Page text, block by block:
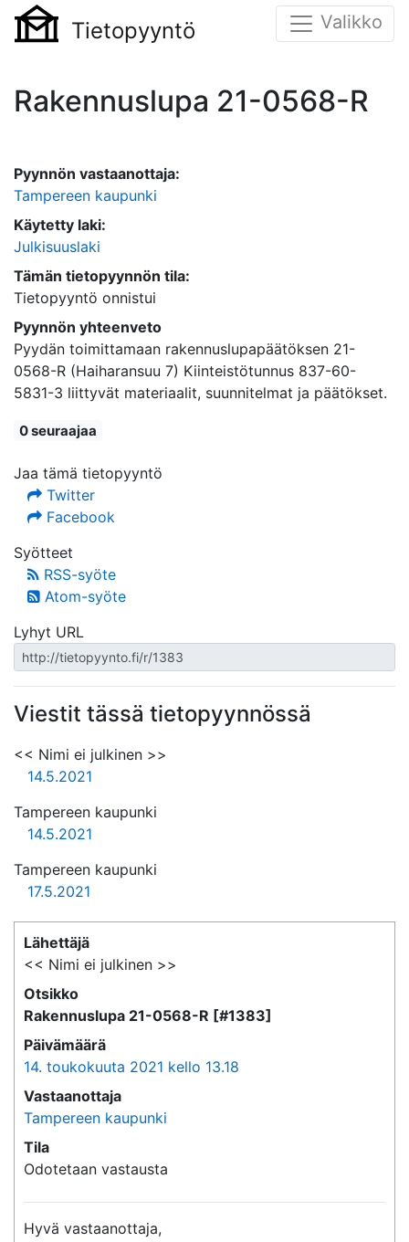
Tietopyyntö Valikko
Rakennuslupa 21-0568-R
Pyynnön vastaanottaja:
Tampereen kaupunki
Käytetty laki:
Julkisuuslaki
Tämän tietopyynnön tila:
Tietopyyntö onnistui
Pyynnön yhteenveto
Pyydän toimittamaan rakennuslupapäätöksen 21-
0568-R (Haiharansuu 7) Kiinteistötunnus 837-60-
5831-3 liittyvät materiaalit, suunnitelmat ja päätökset.
0 seuraajaa
Jaa tämä tietopyyntö
Twitter
Facebook
Syötteet
RSS-syöte
Atom-syöte
Lyhyt URL
Viestit tässä tietopyynnössä
<< Nimi ei julkinen >>
14.5.2021
Tampereen kaupunki
14.5.2021
Tampereen kaupunki
17.5.2021
Lähettäjä
<< Nimi ei julkinen >>
Otsikko
Rakennuslupa 21-0568-R [#1383]
Päivämäärä
14. toukokuuta 2021 kello 13.18
Vastaanottaja
Tampereen kaupunki
Tila
Odotetaan vastausta
Hyvä vastaanottaja,